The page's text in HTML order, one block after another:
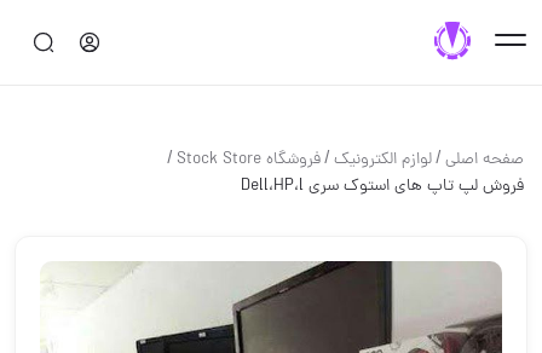
صفحه اصلی/لوازم الكترونيك/فروشگاه Stock Store /
فروش لپ تاپ های استوک سری Dell،HP،l